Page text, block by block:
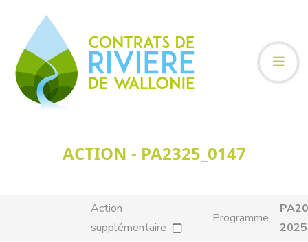
ACTION - PA2325_0147
Action
supplémentaire
Programme
2025